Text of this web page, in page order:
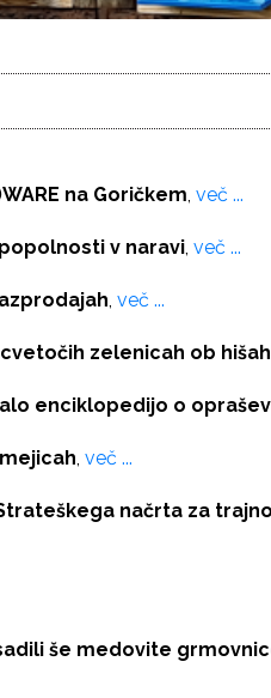
na Goričkem, več ...
v naravi, več ...
, več ...
zelenicah ob hišah
enciklopedijo o
, več ...
načrta za
še medovite